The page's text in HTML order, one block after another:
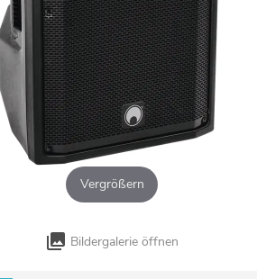
Vergrößern
Bildergalerie öffnen